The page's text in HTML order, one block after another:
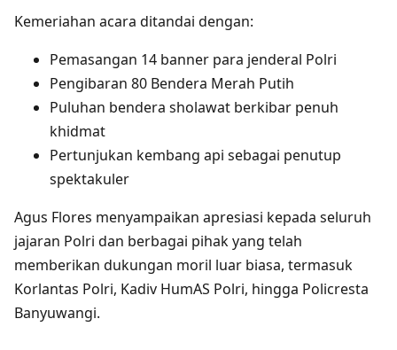
Kemeriahan acara ditandai dengan:
Pemasangan 14 banner para jenderal Polri
Pengibaran 80 Bendera Merah Putih
Puluhan bendera sholawat berkibar penuh
khidmat
Pertunjukan kembang api sebagai penutup
spektakuler
Agus Flores menyampaikan apresiasi kepada seluruh
jajaran Polri dan berbagai pihak yang telah
memberikan dukungan moril luar biasa, termasuk
Korlantas Polri, Kadiv HumAS Polri, hingga Policresta
Banyuwangi.